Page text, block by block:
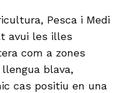
Pesca i Medi
avui les illes
com a zones
blava,
cas positiu en una